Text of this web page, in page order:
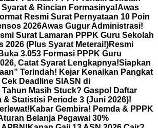
Syarat & Rincian Formasinya!Awas
Resmi Surat Pernyataan 10 Poin
2026Awas Gugur Administrasi!
Surat Lamaran PPPK Guru Sekolah
2026 (Plus Syarat Meterai!)Resmi
3.053 Formasi PPPK Guru
Catat Syarat Lengkapnya!Siapkan
Terindah! Kejar Kenaikan Pangkat
Deadline SIASN di
Tahun Masih Stuck? Gaspol Daftar
& Statistisi Periode 3 (Juni 2026)!
Kabar Gembira! Pemda & PPPK
Belanja Pegawai 30%